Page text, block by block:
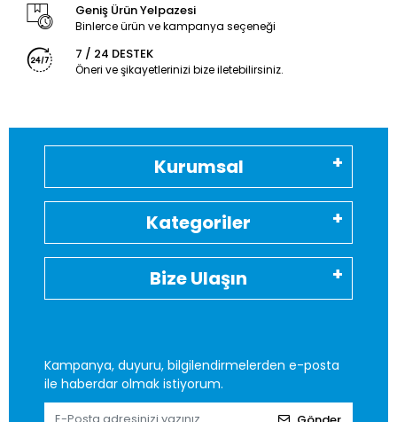
Geniş Ürün Yelpazesi
Binlerce ürün ve kampanya seçeneği
7 / 24 DESTEK
Öneri ve şikayetlerinizi bize iletebilirsiniz.
Kurumsal
Kategoriler
Bize Ulaşın
Kampanya, duyuru, bilgilendirmelerden e-posta
ile haberdar olmak istiyorum.